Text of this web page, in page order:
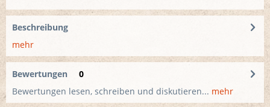
Beschreibung
mehr
Bewertungen
0
Bewertungen lesen, schreiben und diskutieren... mehr